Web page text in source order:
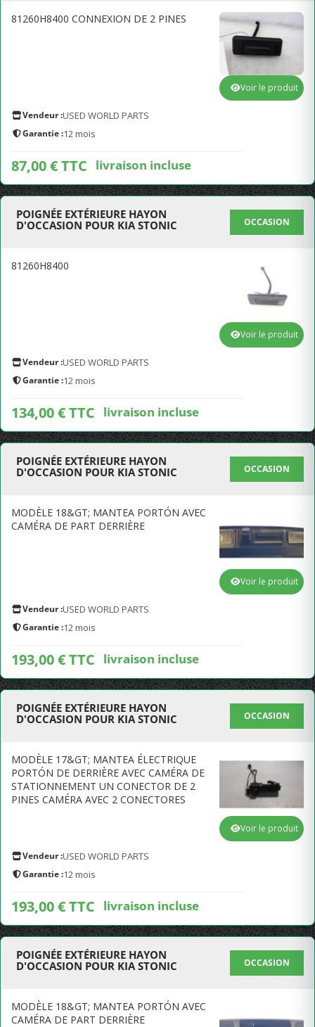
81260H8400 CONNEXION DE 2 PINES
Vendeur :USED WORLD PARTS
Garantie :12 mois
87,00 € TTC livraison incluse
Voir le produit
POIGNÉE EXTÉRIEURE HAYON
D'OCCASION POUR KIA STONIC
OCCASION
81260H8400
Vendeur :USED WORLD PARTS
Garantie :12 mois
134,00 € TTC livraison incluse
Voir le produit
POIGNÉE EXTÉRIEURE HAYON
D'OCCASION POUR KIA STONIC
OCCASION
MODÈLE 18&GT; MANTEA PORTÓN AVEC
CAMÉRA DE PART DERRIÈRE
Vendeur :USED WORLD PARTS
Garantie :12 mois
193,00 € TTC livraison incluse
Voir le produit
POIGNÉE EXTÉRIEURE HAYON
D'OCCASION POUR KIA STONIC
OCCASION
MODÈLE 17&GT; MANTEA ÉLECTRIQUE
PORTÓN DE DERRIÈRE AVEC CAMÉRA DE
STATIONNEMENT UN CONECTOR DE 2
PINES CAMÉRA AVEC 2 CONECTORES
Vendeur :USED WORLD PARTS
Garantie :12 mois
193,00 € TTC livraison incluse
Voir le produit
POIGNÉE EXTÉRIEURE HAYON
D'OCCASION POUR KIA STONIC
OCCASION
MODÈLE 18&GT; MANTEA PORTÓN AVEC
CAMÉRA DE PART DERRIÈRE